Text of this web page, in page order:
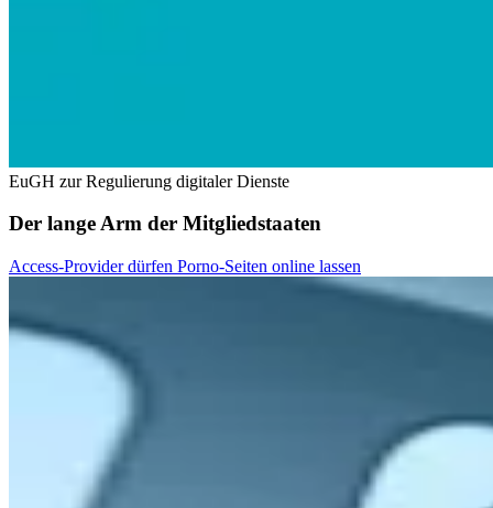
EuGH zur Regulierung digitaler Dienste
Der lange Arm der Mitgliedstaaten
Access-Provider dürfen Porno-Seiten online lassen